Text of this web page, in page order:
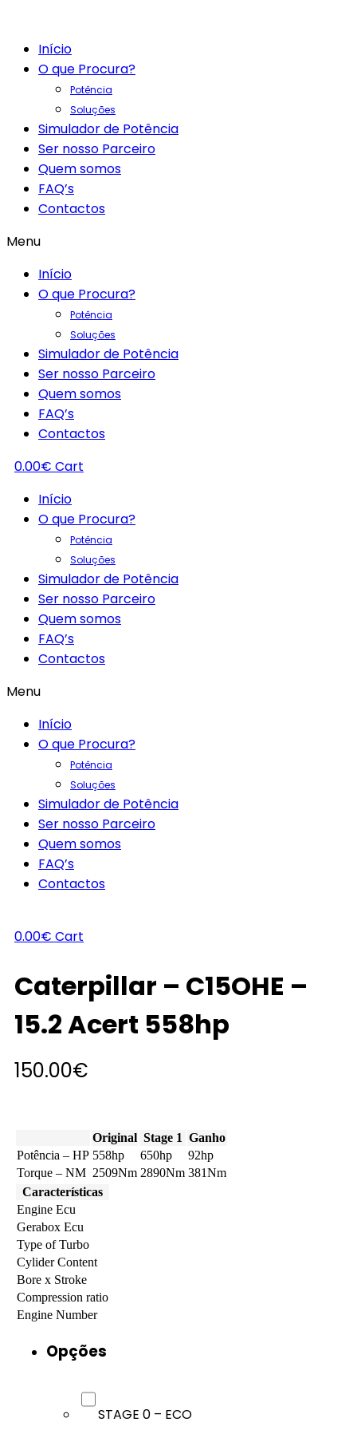
Início
O que Procura?
Potência
Soluções
Simulador de Potência
Ser nosso Parceiro
Quem somos
FAQ’s
Contactos
Menu
Início
O que Procura?
Potência
Soluções
Simulador de Potência
Ser nosso Parceiro
Quem somos
FAQ’s
Contactos
0.00€ Cart
Início
O que Procura?
Potência
Soluções
Simulador de Potência
Ser nosso Parceiro
Quem somos
FAQ’s
Contactos
Menu
Início
O que Procura?
Potência
Soluções
Simulador de Potência
Ser nosso Parceiro
Quem somos
FAQ’s
Contactos
0.00€ Cart
Caterpillar – C15OHE –
15.2 Acert 558hp
150.00€
Original Stage 1 Ganho
Potência – HP 558hp 650hp
92hp
Torque – NM 2509Nm 2890Nm 381Nm
Características
Engine Ecu
Gerabox Ecu
Type of Turbo
Cylider Content
Bore x Stroke
Compression ratio
Engine Number
Opções
STAGE 0 – ECO